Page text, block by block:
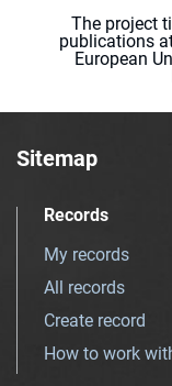
The project
publications
European
Sitemap
Records
My records
All records
Create record
How to work